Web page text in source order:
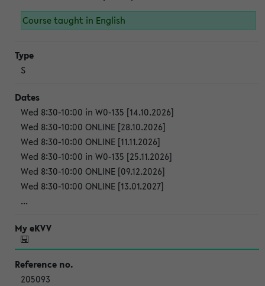
Course taught in English
S
Wed 8:30-10:00 in W0-135 [14.10.2026]
Wed 8:30-10:00 ONLINE [28.10.2026]
Wed 8:30-10:00 ONLINE [11.11.2026]
Wed 8:30-10:00 in W0-135 [25.11.2026]
Wed 8:30-10:00 ONLINE [09.12.2026]
Wed 8:30-10:00 ONLINE [13.01.2027]
...
205093